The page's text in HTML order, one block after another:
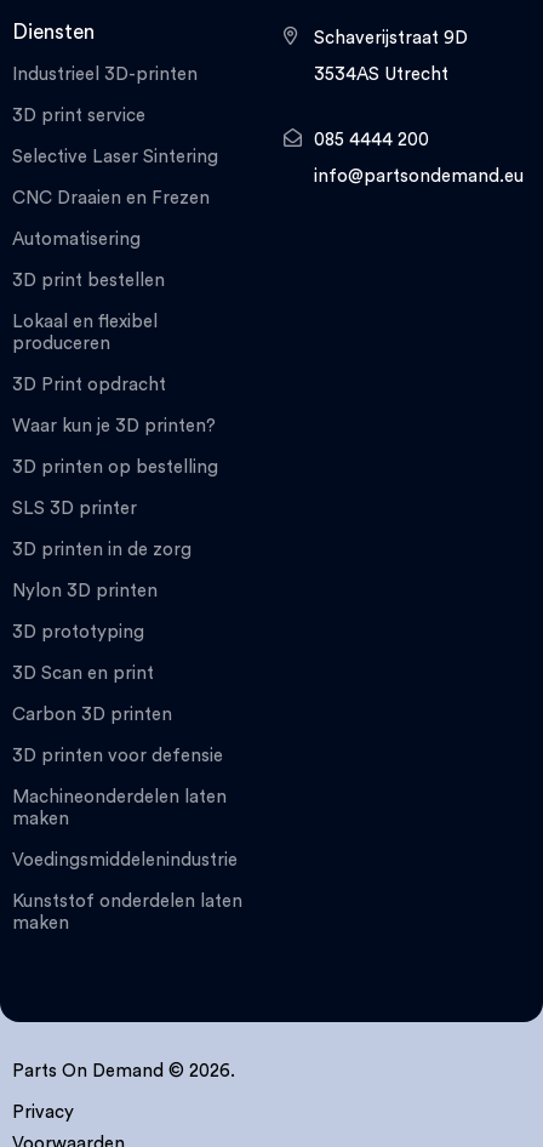
Diensten
Industrieel 3D-printen
3D print service
Selective Laser Sintering
CNC Draaien en Frezen
Automatisering
3D print bestellen
Lokaal en flexibel
produceren
3D Print opdracht
Waar kun je 3D printen?
3D printen op bestelling
SLS 3D printer
3D printen in de zorg
Nylon 3D printen
3D prototyping
3D Scan en print
Carbon 3D printen
3D printen voor defensie
Machineonderdelen laten
maken
Voedingsmiddelenindustrie
Kunststof onderdelen laten
maken
Schaverijstraat 9D
3534AS Utrecht
085 4444 200
info@partsondemand.eu
Parts On Demand © 2026.
Privacy